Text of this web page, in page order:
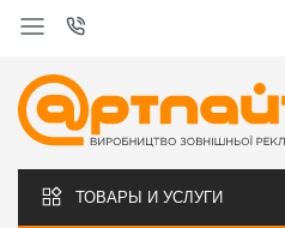
ТОВАРЫ И УСЛУГИ